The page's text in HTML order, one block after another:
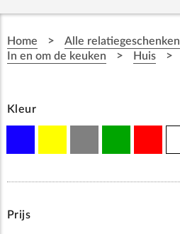
Home > Alle relatiegeschenken
In en om de keuken > Huis >
Kleur
Prijs